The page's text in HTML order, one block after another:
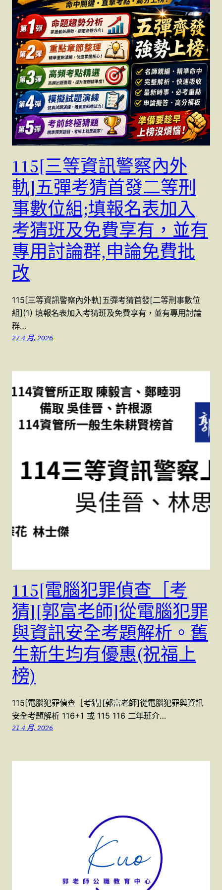
115[三等資訊警察內外
軌]五彈考猜首發二等刑
事數位組;填報名表加入
考猜班及免費享有，並有
專用討論群,申論免費批
改
115[三等資訊警察內外軌]五彈考猜首發[二等刑事數位
組](1) 填報名表加入考猜班及免費享有，並有專用討論
群…
27 4 月, 2026
115[電腦犯罪偵查［考
猜][郭富老師]從電腦犯罪
與資訊安全考題解析。舊
生新生均有優惠(祝福上
榜)
115[電腦犯罪偵查［考猜][郭富老師]從電腦犯罪與資訊
安全考題解析 116+1 或 115 116 二年班介…
21 4 月, 2026